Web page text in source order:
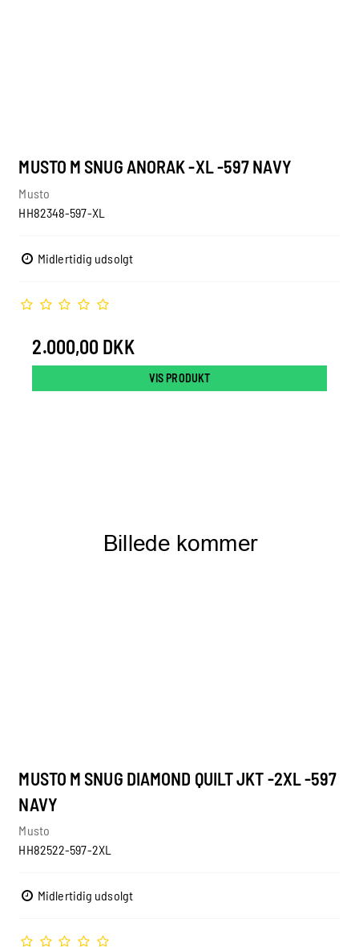
MUSTO M SNUG ANORAK -XL -597 NAVY
Musto
HH82348-597-XL
Midlertidig udsolgt
2.000,00 DKK
VIS PRODUKT
MUSTO M SNUG DIAMOND QUILT JKT -2XL -597
NAVY
Musto
HH82522-597-2XL
Midlertidig udsolgt